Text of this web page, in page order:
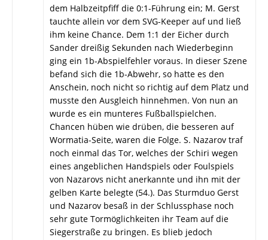
dem Halbzeitpfiff die 0:1-Führung ein; M. Gerst
tauchte allein vor dem SVG-Keeper auf und ließ
ihm keine Chance. Dem 1:1 der Eicher durch
Sander dreißig Sekunden nach Wiederbeginn
ging ein 1b-Abspielfehler voraus. In dieser Szene
befand sich die 1b-Abwehr, so hatte es den
Anschein, noch nicht so richtig auf dem Platz und
musste den Ausgleich hinnehmen. Von nun an
wurde es ein munteres Fußballspielchen.
Chancen hüben wie drüben, die besseren auf
Wormatia-Seite, waren die Folge. S. Nazarov traf
noch einmal das Tor, welches der Schiri wegen
eines angeblichen Handspiels oder Foulspiels
von Nazarovs nicht anerkannte und ihn mit der
gelben Karte belegte (54.). Das Sturmduo Gerst
und Nazarov besaß in der Schlussphase noch
sehr gute Tormöglichkeiten ihr Team auf die
Siegerstraße zu bringen. Es blieb jedoch